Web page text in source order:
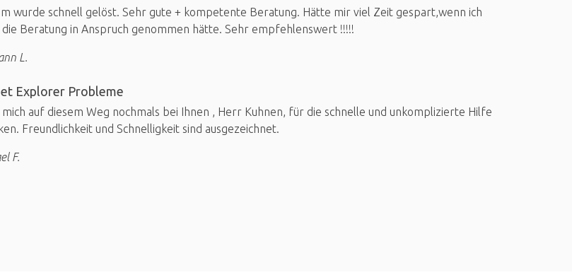
wurde schnell gelöst. Sehr gute + kompetente Beratung. Hätte mir viel Zeit gespart,wenn ich
Beratung in Anspruch genommen hätte. Sehr empfehlenswert !!!!!
L.
Explorer Probleme
auf diesem Weg nochmals bei Ihnen , Herr Kuhnen, für die schnelle und unkomplizierte Hilfe
Freundlichkeit und Schnelligkeit sind ausgezeichnet.
F.